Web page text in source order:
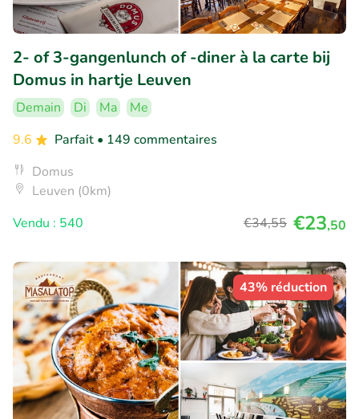
2- of 3-gangenlunch of -diner à la carte bij
Domus in hartje Leuven
Demain Di Ma
Me
9.6
Parfait • 149 commentaires
Domus
Leuven (0km)
Vendu : 540
€34,55 €23,50
43% réduction